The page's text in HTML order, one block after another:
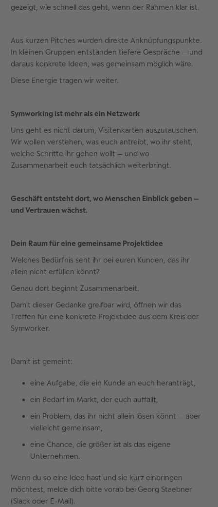
gezeigt, wie schnell das geht, wenn der Rahmen klar ist.
Aus kurzen Pitches wurden direkte Anknüpfungspunkte.
In kleinen Gruppen entstanden tiefere Gespräche – und
daraus konkrete Ideen, was gemeinsam möglich wäre.
Diese Energie tragen wir weiter.
Symworking ist mehr als ein Netzwerk
Uns geht es nicht darum, Visitenkarten auszutauschen.
Wir wollen verstehen, was euch antreibt, wo ihr steht,
welche Schritte ihr gehen wollt – und wo
Zusammenarbeit euch tatsächlich weiterbringt.
Geschäft entsteht dort, wo Menschen Einblick geben –
und Vertrauen wächst.
Dein Raum für eine gemeinsame Projektidee
Welches Bedürfnis seht ihr bei euren Kunden, das ihr
allein nicht erfüllen könnt?
Genau dort beginnt Zusammenarbeit.
Damit dieser Gedanke greifbar wird, öffnen wir das
Treffen für eine konkrete Projektidee aus dem Kreis der
Symworker.
Damit ist gemeint:
eine Aufgabe, die ein Kunde an euch heranträgt,
ein Bedarf im Markt, der euch auffällt,
ein Problem, das ihr nicht allein lösen könnt – aber
vielleicht gemeinsam,
eine Chance, die größer ist als das eigene
Unternehmen.
Wenn du so eine Idee hast und sie kurz einbringen
möchtest, melde dich bitte vorab bei Georg Staebner
(Slack oder E-Mail).